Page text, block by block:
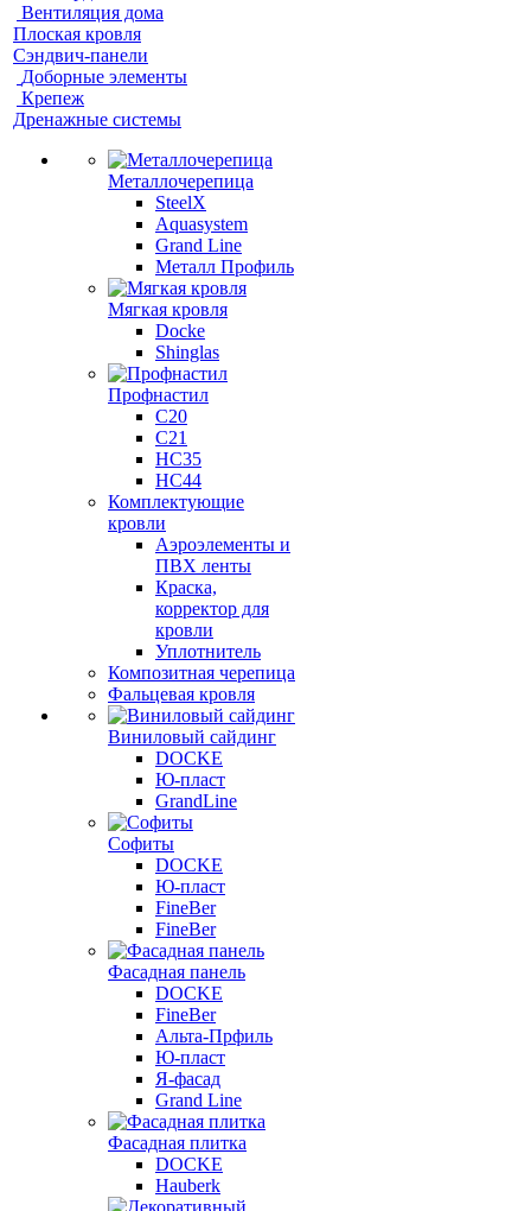
Вентиляция дома
Плоская кровля
Сэндвич-панели
Доборные элементы
Крепеж
Дренажные системы
Металлочерепица
SteelX
Aquasystem
Grand Line
Металл Профиль
Мягкая кровля
Docke
Shinglas
Профнастил
C20
C21
НС35
НС44
Комплектующие
кровли
Аэроэлементы и
ПВХ ленты
Краска,
корректор для
кровли
Уплотнитель
Композитная черепица
Фальцевая кровля
Виниловый сайдинг
DOCKE
Ю-пласт
GrandLine
Софиты
DOCKE
Ю-пласт
FineBer
FineBer
Фасадная панель
DOCKE
FineBer
Альта-Прфиль
Ю-пласт
Я-фасад
Grand Line
Фасадная плитка
DOCKE
Hauberk